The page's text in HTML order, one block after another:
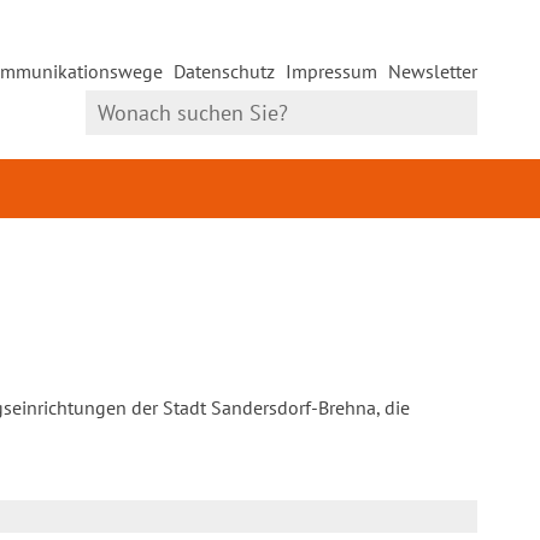
Datenschutz Impressum Newsletter
der Stadt Sandersdorf-Brehna, die